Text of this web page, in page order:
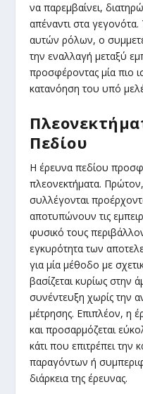
να παρεμβαίνει,
απέναντι στα
αυτών ρόλων, ο
την εναλλαγή μεταξύ
προσφέροντας μία πιο
κατανόηση του υπό
Πεδίου
Η έρευνα πεδίου
πλεονεκτήματα.
συλλέγονται
αποτυπώνουν τις
φυσικό τους
εγκυρότητα των
για μία μέθοδο με
βασίζεται κυρίως στην
συνέντευξη χωρίς την
μέτρησης. Επιπλέον, η
και προσαρμόζεται
κάτι που επιτρέπει
παραγόντων ή
διάρκεια της έρευνας.